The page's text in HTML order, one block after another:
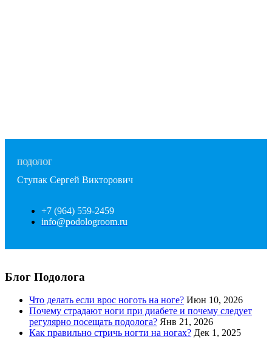
ПОДОЛОГ
Ступак Сергей Викторович
+7 (964) 559-2459
info@podologroom.ru
Блог Подолога
Что делать если врос ноготь на ноге? Июн 10, 2026
Почему страдают ноги при диабете и почему следует
регулярно посещать подолога? Янв 21, 2026
Как правильно стричь ногти на ногах? Дек 1, 2025